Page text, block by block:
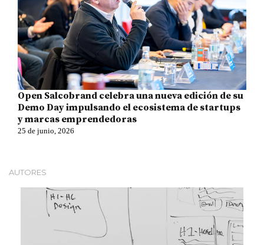
Open Salcobrand celebra una nueva edición de su
Demo Day impulsando el ecosistema de startups
y marcas emprendedoras
25 de junio, 2026
AUTORES